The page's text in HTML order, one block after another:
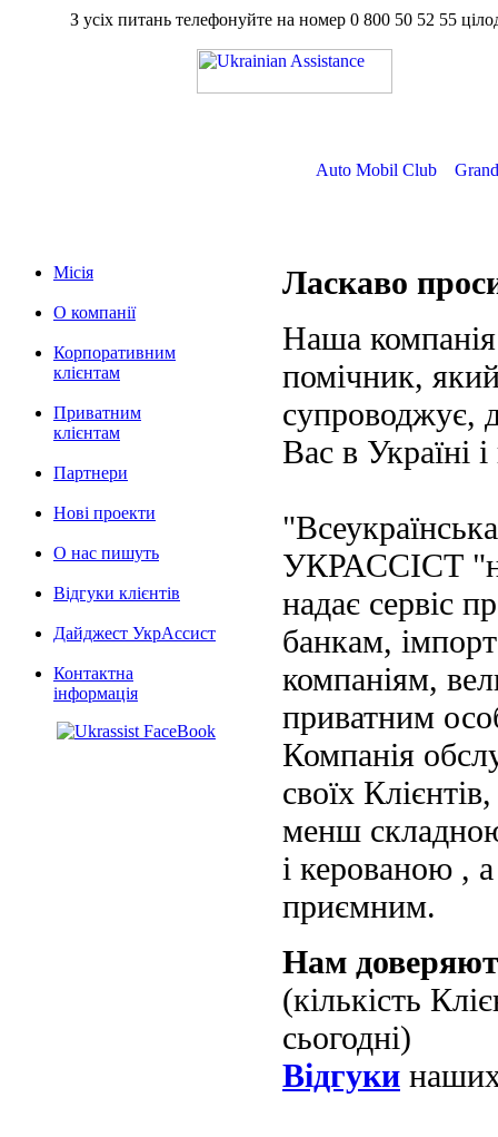
З усіх питань телефонуйте на номер 0 800 50 52 55
Auto Mobil Club
Місія
О компанії
Корпоративним
клієнтам
Приватним
клієнтам
Партнери
Нові проекти
О нас пишуть
Відгуки клієнтів
Дайджест УкрАссист
Контактна
інформація
Ласкаво
Наша
помічник,
супроводжує,
Вас в Україні
УКРАССІСТ
надає сервіс
банкам,
компаніям,
приватним
Компанія
своїх
менш
і керованою ,
приємним.
Нам
(кількість
сьогодні)
Відгуки наших